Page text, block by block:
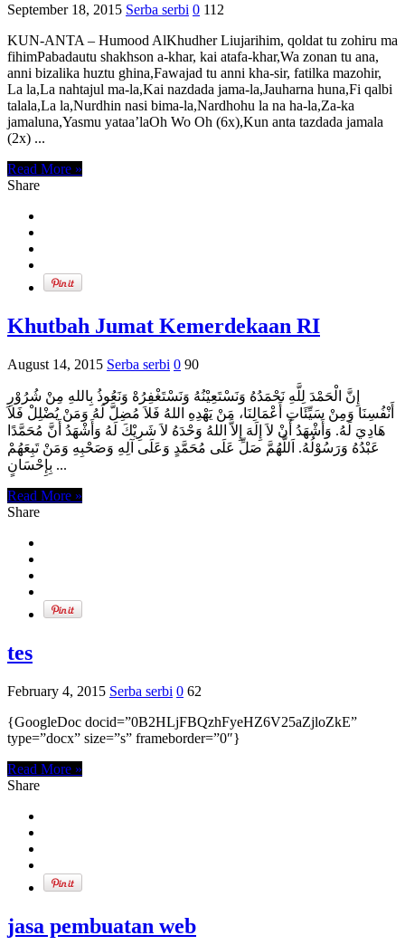
September 18, 2015 Serba serbi 0 112
KUN-ANTA – Humood AlKhudher Liujarihim, qoldat tu zohiru ma
fihimPabadautu shakhson a-khar, kai atafa-khar,Wa zonan tu ana,
anni bizalika huztu ghina,Fawajad tu anni kha-sir, fatilka mazohir,
La la,La nahtajul ma-la,Kai nazdada jama-la,Jauharna huna,Fi qalbi
talala,La la,Nurdhin nasi bima-la,Nardhohu la na ha-la,Za-ka
jamaluna,Yasmu yataa’laOh Wo Oh (6x),Kun anta tazdada jamala
(2x) ...
Read More »
Share
Khutbah Jumat Kemerdekaan RI
August 14, 2015 Serba serbi 0 90
إِنَّ الْحَمْدَ لِلَّهِ نَحْمَدُهُ وَنَسْتَعِيْنُهُ وَنَسْتَغْفِرُهْ وَنَعُوذُ بِاللهِ مِنْ شُرُوْرِ
أَنْفُسِنَا وَمِنْ سَيِّئَاتِ أَعْمَالِنَا، مَنْ يَهْدِهِ اللهُ فَلاَ مُضِلَّ لَهُ وَمَنْ يُضْلِلْ فَلاَ
هَادِيَ لَهُ. وَأَشْهَدُ أَنْ لاَ إِلَهَ إِلاَّ اللهُ وَحْدَهُ لاَ شَرِيْكَ لَهُ وَأَشْهَدُ أَنَّ مُحَمَّدًا
عَبْدُهُ وَرَسُوْلُهُ. اَللَّهُمَّ صَلِّ عَلَى مُحَمَّدٍ وَعَلَى آلِهِ وَصَحْبِهِ وَمَنْ تَبِعَهُمْ
بِإِحْسَانٍ ...
Read More »
Share
tes
February 4, 2015 Serba serbi 0 62
{GoogleDoc docid=”0B2HLjFBQzhFyeHZ6V25aZjloZkE”
type=”docx” size=”s” frameborder=”0″}
Read More »
Share
jasa pembuatan web